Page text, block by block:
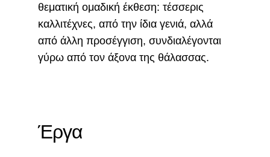
θεματική ομαδική έκθεση: τέσσερις
καλλιτέχνες, από την ίδια γενιά, αλλά
από άλλη προσέγγιση, συνδιαλέγονται
γύρω από τον άξονα της θάλασσας.
Έργα